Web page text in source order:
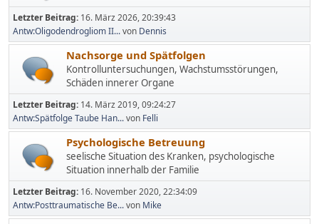
Letzter Beitrag: 16. März 2026, 20:39:43
Antw:Oligodendrogliom II...von Dennis
Nachsorge und Spätfolgen
Kontrolluntersuchungen, Wachstumsstörungen,
Schäden innerer Organe
Letzter Beitrag: 14. März 2019, 09:24:27
Antw:Spätfolge Taube Han...von Felli
Psychologische Betreuung
seelische Situation des Kranken, psychologische
Situation innerhalb der Familie
Letzter Beitrag: 16. November 2020, 22:34:09
Antw:Posttraumatische Be...von Mike